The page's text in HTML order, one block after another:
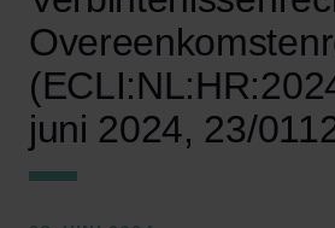
juni 2024, 23/